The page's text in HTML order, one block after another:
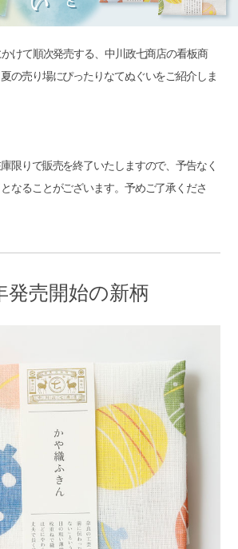
けて順次発売する、中川政七商店の看板商
の売り場にぴったりなてぬぐいをご紹介しま
限りで販売を終了いたしますので、予告なく
なることがございます。予めご了承くださ
発売開始の新柄